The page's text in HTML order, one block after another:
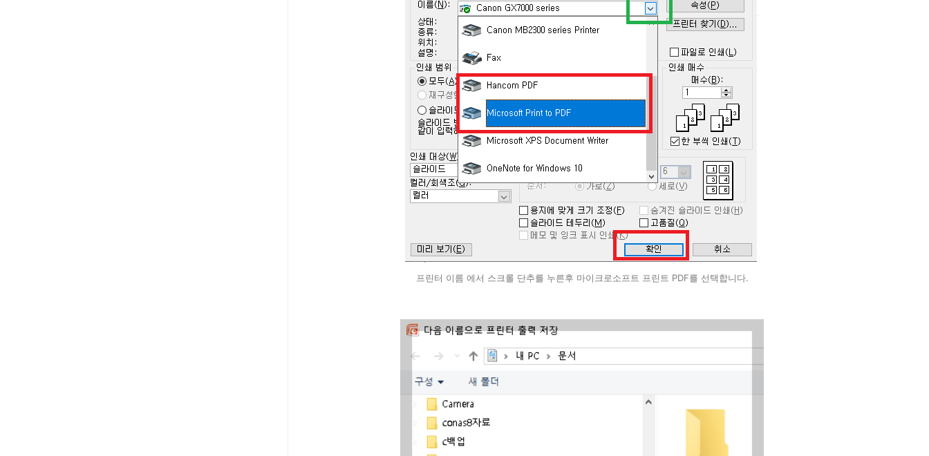
프린터 이름 에서 스크롤 단추를 누른후 마이크로소프트 프린트 PDF를 선택합니다.